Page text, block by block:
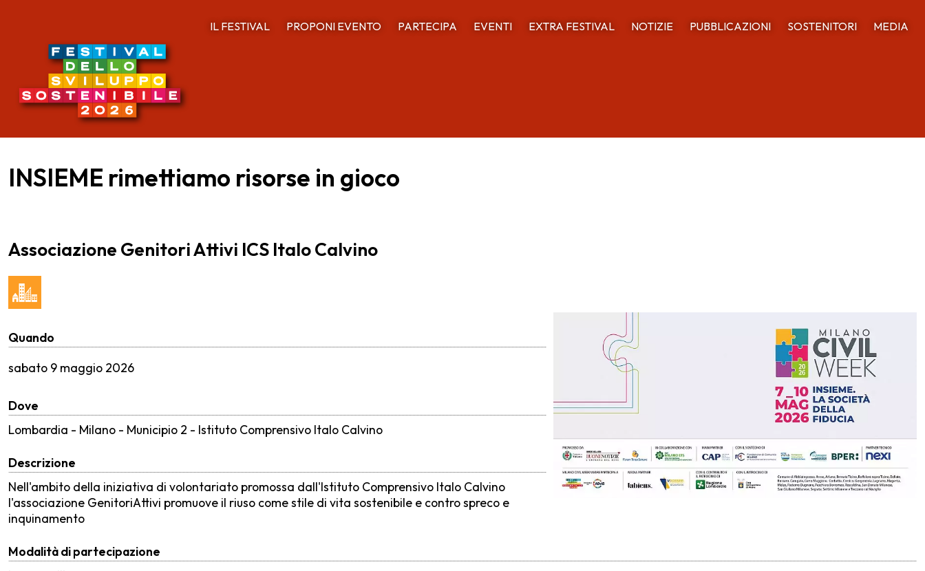
IL FESTIVAL PROPONI EVENTO PARTECIPA EVENTI EXTRA FESTIVAL NOTIZIE PUBBLICAZIONI SOSTENITORI MEDIA
INSIEME rimettiamo risorse in gioco
Associazione Genitori Attivi ICS Italo Calvino
Quando
sabato 9 maggio 2026
Dove
Lombardia - Milano - Municipio 2 - Istituto Comprensivo Italo Calvino
Descrizione
Nell'ambito della iniziativa di volontariato promossa dall'Istituto Comprensivo Italo Calvino
l'associazione GenitoriAttivi promuove il riuso come stile di vita sostenibile e contro spreco e
inquinamento
Modalità di partecipazione